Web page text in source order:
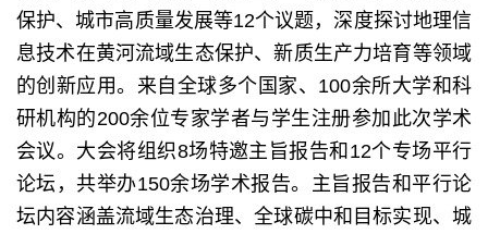
保护、城市高质量发展等12个议题，深度探讨地理信
息技术在黄河流域生态保护、新质生产力培育等领域
的创新应用。来自全球多个国家、100余所大学和科
研机构的200余位专家学者与学生注册参加此次学术
会议。大会将组织8场特邀主旨报告和12个专场平行
论坛，共举办150余场学术报告。主旨报告和平行论
坛内容涵盖流域生态治理、全球碳中和目标实现、城